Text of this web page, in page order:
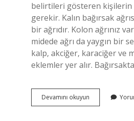
belirtileri gösteren kişilerin
gerekir. Kalın bağırsak
bir ağrıdır. Kolon ağrınız
midede ağrı da yaygın bir
kalp, akciğer, karaciğer ve
eklemler yer alır.
Devamını okuyun
Bağırsak